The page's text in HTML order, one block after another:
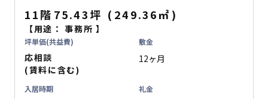
11階 75.43坪 ( 249.36㎡ )
【用途：事務所 】
坪単価(共益費)
応相談
(賃料に含む)
敷金
12ヶ月
入居時期 礼金